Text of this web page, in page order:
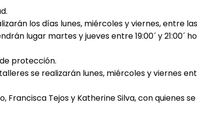
los días lunes, miércoles yviernes, entre las
lugar martes y jueves entre 19:00´ y 21:00´
protección.
se realizarán lunes, miércoles y viernes
Francisca Tejos y Katherine Silva, con quienes